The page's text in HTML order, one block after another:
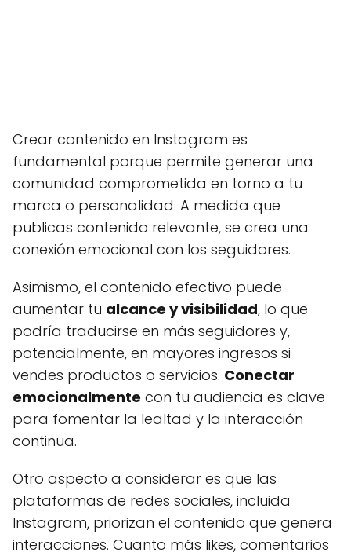
Crear contenido en Instagram es
fundamental porque permite generar una
comunidad comprometida en torno a tu
marca o personalidad. A medida que
publicas contenido relevante, se crea una
conexión emocional con los seguidores.
Asimismo, el contenido efectivo puede
aumentar tu alcance y visibilidad, lo que
podría traducirse en más seguidores y,
potencialmente, en mayores ingresos si
vendes productos o servicios. Conectar
emocionalmente con tu audiencia es clave
para fomentar la lealtad y la interacción
continua.
Otro aspecto a considerar es que las
plataformas de redes sociales, incluida
Instagram, priorizan el contenido que genera
interacciones. Cuanto más likes, comentarios